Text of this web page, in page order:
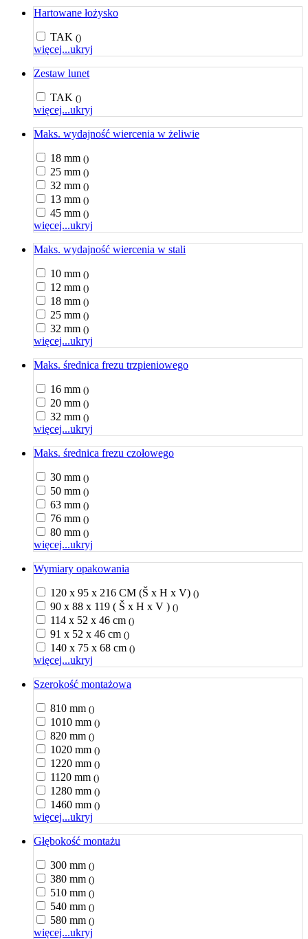
Hartowane łożysko
TAK ()
więcej...ukryj
Zestaw lunet
TAK ()
więcej...ukryj
Maks. wydajność wiercenia w żeliwie
18 mm ()
25 mm ()
32 mm ()
13 mm ()
45 mm ()
więcej...ukryj
Maks. wydajność wiercenia w stali
10 mm ()
12 mm ()
18 mm ()
25 mm ()
32 mm ()
więcej...ukryj
Maks. średnica frezu trzpieniowego
16 mm ()
20 mm ()
32 mm ()
więcej...ukryj
Maks. średnica frezu czołowego
30 mm ()
50 mm ()
63 mm ()
76 mm ()
80 mm ()
więcej...ukryj
Wymiary opakowania
120 x 95 x 216 CM (Š x H x V) ()
90 x 88 x 119 ( Š x H x V ) ()
114 x 52 x 46 cm ()
91 x 52 x 46 cm ()
140 x 75 x 68 cm ()
więcej...ukryj
Szerokość montażowa
810 mm ()
1010 mm ()
820 mm ()
1020 mm ()
1220 mm ()
1120 mm ()
1280 mm ()
1460 mm ()
więcej...ukryj
Głębokość montażu
300 mm ()
380 mm ()
510 mm ()
540 mm ()
580 mm ()
więcej...ukryj